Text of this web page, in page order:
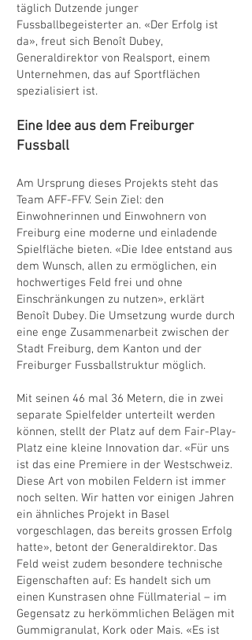
täglich Dutzende junger
Fussballbegeisterter an. «Der Erfolg ist
da», freut sich Benoît Dubey,
Generaldirektor von Realsport, einem
Unternehmen, das auf Sportflächen
spezialisiert ist.
Eine Idee aus dem Freiburger
Fussball
Am Ursprung dieses Projekts steht das
Team AFF-FFV. Sein Ziel: den
Einwohnerinnen und Einwohnern von
Freiburg eine moderne und einladende
Spielfläche bieten. «Die Idee entstand aus
dem Wunsch, allen zu ermöglichen, ein
hochwertiges Feld frei und ohne
Einschränkungen zu nutzen», erklärt
Benoît Dubey. Die Umsetzung wurde durch
eine enge Zusammenarbeit zwischen der
Stadt Freiburg, dem Kanton und der
Freiburger Fussballstruktur möglich.
Mit seinen 46 mal 36 Metern, die in zwei
separate Spielfelder unterteilt werden
können, stellt der Platz auf dem Fair-Play-
Platz eine kleine Innovation dar. «Für uns
ist das eine Premiere in der Westschweiz.
Diese Art von mobilen Feldern ist immer
noch selten. Wir hatten vor einigen Jahren
ein ähnliches Projekt in Basel
vorgeschlagen, das bereits grossen Erfolg
hatte», betont der Generaldirektor. Das
Feld weist zudem besondere technische
Eigenschaften auf: Es handelt sich um
einen Kunstrasen ohne Füllmaterial – im
Gegensatz zu herkömmlichen Belägen mit
Gummigranulat, Kork oder Mais. «Es ist